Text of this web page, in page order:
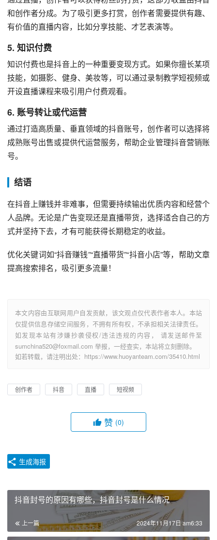
和创作者分成。为了吸引更多打赏，创作者需要提供有趣、
有价值的直播内容，比如分享技能、才艺表演等。
5. 知识付费
知识付费也是抖音上的一种重要变现方式。如果你擅长某项
技能，如摄影、健身、美妆等，可以通过录制教学短视频或
开设直播课程来吸引用户付费观看。
6. 账号转让或代运营
通过打造高质量、垂直领域的抖音账号，创作者可以选择将
成熟账号出售或提供代运营服务，帮助企业管理抖音营销账
号。
结语
在抖音上赚钱并非难事，但需要持续输出优质内容和经营个
人品牌。无论是广告变现还是直播带货，选择适合自己的方
式并坚持下去，才有可能获得长期稳定的收益。
优化关键词如“抖音赚钱”“直播带货”“抖音小店”等，帮助文章
提高搜索排名，吸引更多流量！
本文内容由互联网用户自发贡献，该文观点仅代表作者本人。本站
仅提供信息存储空间服务，不拥有所有权，不承担相关法律责任。
如发现本站有涉嫌抄袭侵权/违法违规的内容， 请发送邮件至
sumchina520@foxmail.com 举报，一经查实，本站将立刻删除。
如若转载，请注明出处：https://www.huoyanteam.com/35410.html
创作者 抖音 直播 短视频
赞 (0)
生成海报
抖音封号的原因有哪些，抖音封号是什么情况
上一篇 2024年11月17日 am6:33